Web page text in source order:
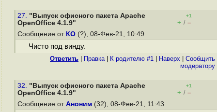
27. "Выпуск офисного пакета Apache
OpenOffice 4.1.9"
+1
+ / –
Сообщение от КО (?), 08-Фев-21, 10:49
Чисто под винду.
Ответить Правка| К родителю #1 Наверх
Cообщить
модератору
32. "Выпуск офисного пакета Apache
OpenOffice 4.1.9"
+1
+ / –
Сообщение от Аноним (32), 08-Фев-21, 11:43